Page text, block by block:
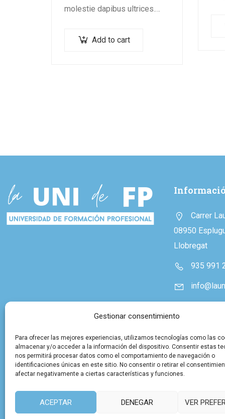
Gestionar consentimiento
Para ofrecer las mejores experiencias, utilizamos tecnologías como las
almacenar y/o acceder a la información del dispositivo. Consentir estas
nos permitirá procesar datos como el comportamiento de navegación o
identificaciones únicas en este sitio. No consentir o retirar el
afectar negativamente a ciertas características y funciones.
ACEPTAR DENEGAR VER
molestie dapibus ultrices.
Fusce leo metus, lacinia vel
Add to cart
Carrer
08950
Llobregat
935 991